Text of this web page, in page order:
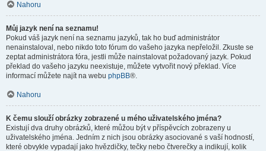
Nahoru
Můj jazyk není na seznamu!
Pokud váš jazyk není na seznamu jazyků, tak ho buď administrátor
nenainstaloval, nebo nikdo toto fórum do vašeho jazyka nepřeložil. Zkuste se
zeptat administrátora fóra, jestli může nainstalovat požadovaný jazyk. Pokud
překlad do vašeho jazyku neexistuje, můžete vytvořit nový překlad. Více
informací můžete najít na webu phpBB®.
Nahoru
K čemu slouží obrázky zobrazené u mého uživatelského jména?
Existují dva druhy obrázků, které můžou být v příspěvcích zobrazeny u
uživatelského jména. Jedním z nich jsou obrázky asociované s vaší hodností,
které obvykle vypadají jako hvězdičky, tečky nebo čtverečky a indikují, kolik